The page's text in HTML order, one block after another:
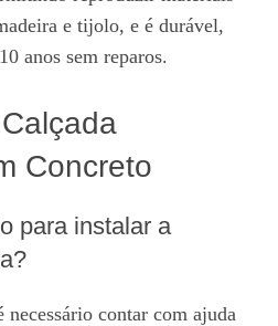
e tijolo, e é durável,
anos sem reparos.
Concreto
para instalar a
necessário contar com ajuda